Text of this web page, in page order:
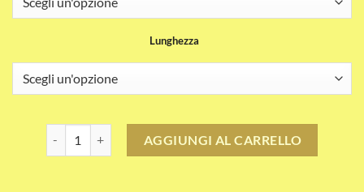
43.00CHF
Lunghezza
AGGIUNGI AL CARRELLO